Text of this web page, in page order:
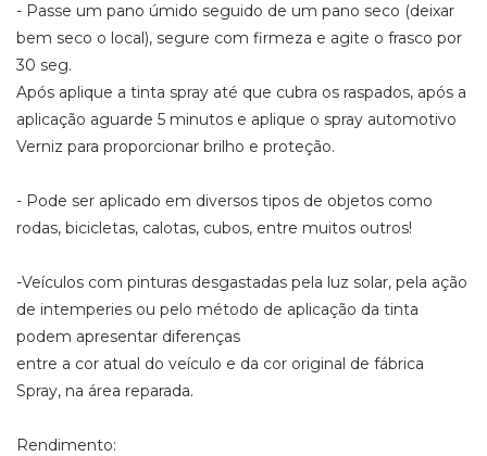
- Passe um pano úmido seguido de um pano seco (deixar
bem seco o local), segure com firmeza e agite o frasco por
30 seg.
Após aplique a tinta spray até que cubra os raspados, após a
aplicação aguarde 5 minutos e aplique o spray automotivo
Verniz para proporcionar brilho e proteção.
- Pode ser aplicado em diversos tipos de objetos como
rodas, bicicletas, calotas, cubos, entre muitos outros!
-Veículos com pinturas desgastadas pela luz solar, pela ação
de intemperies ou pelo método de aplicação da tinta
podem apresentar diferenças
entre a cor atual do veículo e da cor original de fábrica
Spray, na área reparada.
Rendimento: